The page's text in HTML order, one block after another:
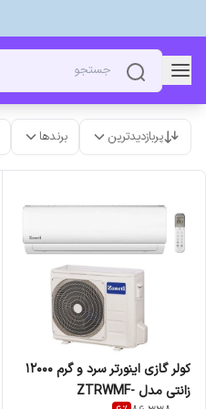
پربازدیدترین برندها
کولر گازی اینورتر سرد و گرم 12000
زانتی مدل ZTRWMF-